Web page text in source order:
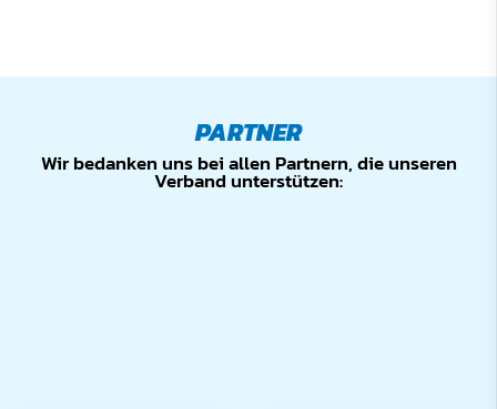
PARTNER
Wir bedanken uns bei allen Partnern, die unseren
Verband unterstützen: